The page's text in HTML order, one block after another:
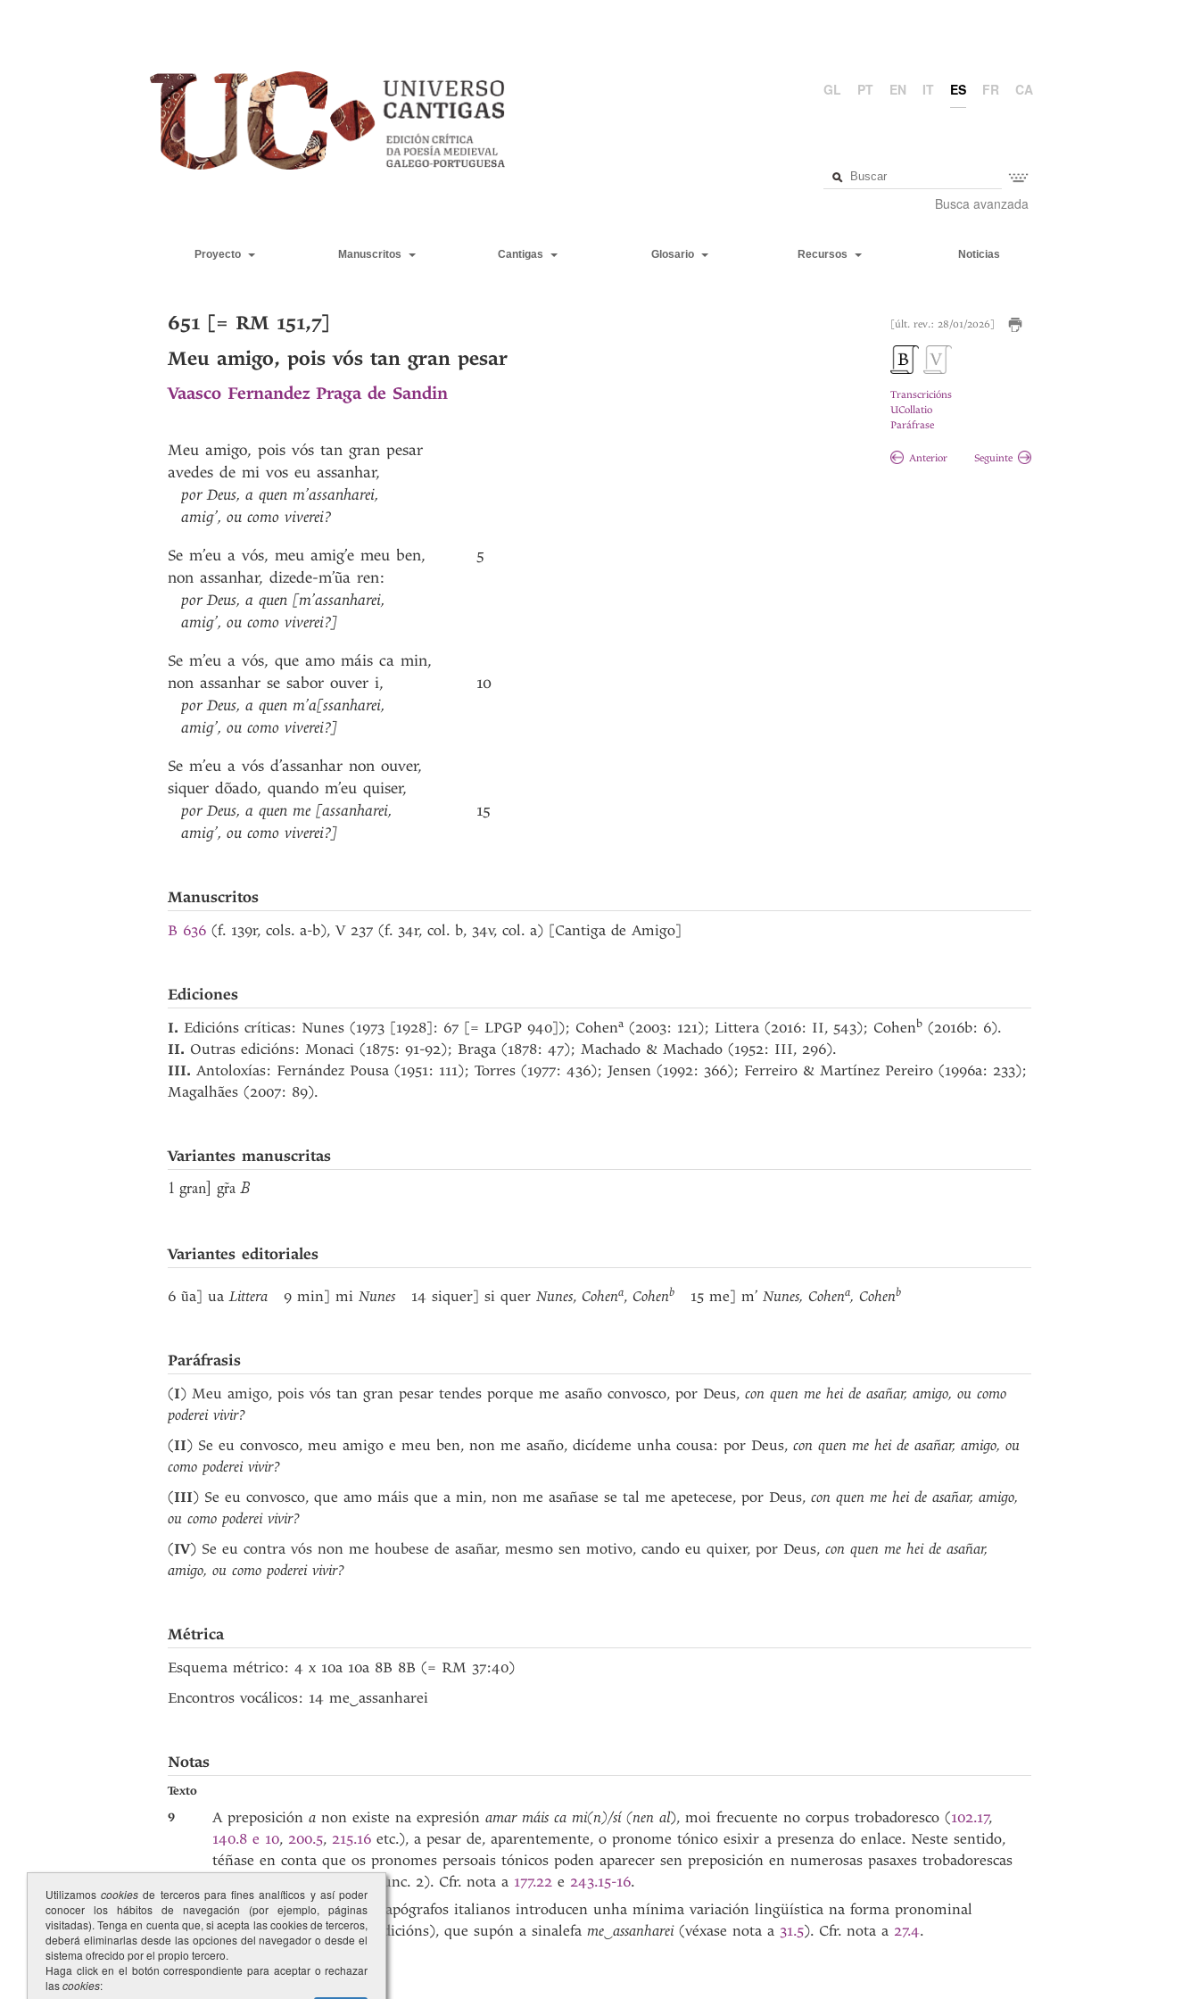
GL PT EN IT ES FR CA
Busca avanzada
Proyecto Manuscritos Cantigas Glosario Recursos Noticias
[últ. rev.: 28/01/2026]
Transcricións
UCollatio
Paráfrase
Anterior Seguinte
651 [= RM 151,7]
Meu amigo, pois vós tan gran pesar
Vaasco Fernandez Praga de Sandin
Meu amigo, pois vós tan gran pesar
avedes de mi vos eu assanhar,
por Deus, a quen m’assanharei,
amig’, ou como viverei?
Se m’eu a vós, meu amig’e meu ben,
non assanhar, dizede-m’ũa ren:
por Deus, a quen [m’assanharei,
amig’, ou como viverei?]
Se m’eu a vós, que amo máis ca min,
non assanhar se sabor ouver i,
por Deus, a quen m’a[ssanharei,
amig’, ou como viverei?]
Se m’eu a vós d’assanhar non ouver,
siquer dõado, quando m’eu quiser,
por Deus, a quen me [assanharei,
amig’, ou como viverei?]
5
10
15
Manuscritos
B 636 (f. 139r, cols. a-b), V 237 (f. 34r, col. b, 34v, col. a) [Cantiga de Amigo]
Ediciones
I. Edicións críticas: Nunes (1973 [1928]: 67 [= LPGP 940]); Cohena (2003: 121); Littera (2016: II, 543); Cohenb (2016b: 6).
II. Outras edicións: Monaci (1875: 91-92); Braga (1878: 47); Machado & Machado (1952: III, 296).
III. Antoloxías: Fernández Pousa (1951: 111); Torres (1977: 436); Jensen (1992: 366); Ferreiro & Martínez Pereiro (1996a: 233);
Magalhães (2007: 89).
Variantes manuscritas
1 gran] gr̃a B
Variantes editoriales
6 ũa] uaLittera 9 min] mi Nunes 14 siquer] si quer Nunes, Cohena, Cohenb 15 me] m’ Nunes, Cohena, Cohenb
Paráfrasis
(I) Meu amigo, pois vós tan gran pesar tendes porque me asaño convosco, por Deus, con quen me hei de asañar, amigo, ou como
poderei vivir?
(II) Se eu convosco, meu amigo e meu ben, non me asaño, dicídeme unha cousa: por Deus, con quen me hei de asañar, amigo, ou
como poderei vivir?
(III) Se eu convosco, que amo máis que a min, non me asañase se tal me apetecese, por Deus, con quen me hei de asañar, amigo,
ou como poderei vivir?
(IV) Se eu contra vós non me houbese de asañar, mesmo sen motivo, cando eu quixer, por Deus, con quen me hei de asañar,
amigo, ou como poderei vivir?
Métrica
Esquema métrico: 4 x 10a 10a 8B 8B (= RM 37:40)
Encontros vocálicos: 14 me assanharei
Notas
Texto
9
A preposición a non existe na expresión amar máis ca mi(n)/sí (nen al), moi frecuente no corpus trobadoresco (102.17,
140.8 e 10, 200.5, 215.16 etc.), a pesar de, aparentemente, o pronome tónico esixir a presenza do enlace. Neste sentido,
téñase en conta que os pronomes persoais tónicos poden aparecer sen preposición en numerosas pasaxes trobadorescas
, func. 2). Cfr. nota a 177.22 e 243.15-16.
15
Neste verso do refrán, os apógrafos italianos introducen unha mínima variación lingüística na forma pronominal
(anulada nas anteriores edicións), que supón a sinalefa me ‿assanharei(véxase nota a 31.5). Cfr. nota a 27.4.
Utilizamoscookies de terceros para fines analíticos y así poder
conocer los hábitos de navegación (por ejemplo, páginas
visitadas). Tenga en cuenta que, si acepta las cookies de terceros,
deberá eliminarlas desde las opciones del navegador o desde el
sistema ofrecido por el propio tercero.
Haga click en el botón correspondiente para aceptar o rechazar
lascookies: